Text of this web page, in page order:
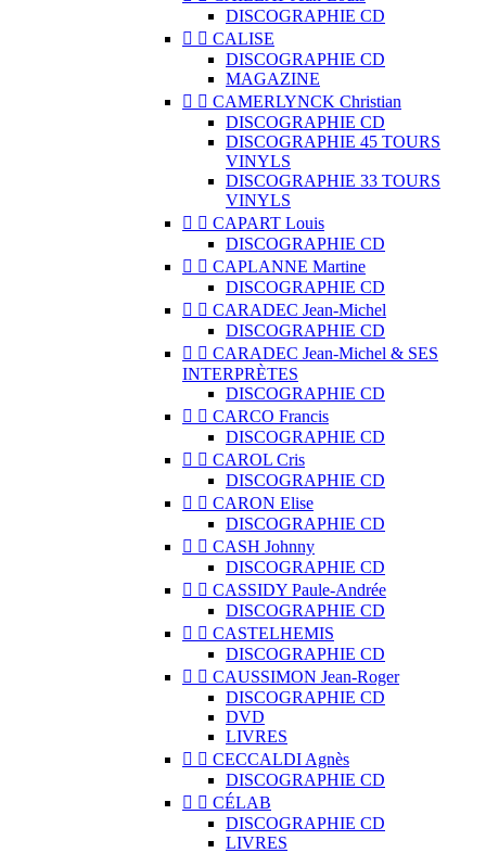
DISCOGRAPHIE CD
  CALISE
DISCOGRAPHIE CD
MAGAZINE
  CAMERLYNCK Christian
DISCOGRAPHIE CD
DISCOGRAPHIE 45 TOURS
VINYLS
DISCOGRAPHIE 33 TOURS
VINYLS
  CAPART Louis
DISCOGRAPHIE CD
  CAPLANNE Martine
DISCOGRAPHIE CD
  CARADEC Jean-Michel
DISCOGRAPHIE CD
  CARADEC Jean-Michel & SES
INTERPRÈTES
DISCOGRAPHIE CD
  CARCO Francis
DISCOGRAPHIE CD
  CAROL Cris
DISCOGRAPHIE CD
  CARON Elise
DISCOGRAPHIE CD
  CASH Johnny
DISCOGRAPHIE CD
  CASSIDY Paule-Andrée
DISCOGRAPHIE CD
  CASTELHEMIS
DISCOGRAPHIE CD
  CAUSSIMON Jean-Roger
DISCOGRAPHIE CD
DVD
LIVRES
  CECCALDI Agnès
DISCOGRAPHIE CD
  CÉLAB
DISCOGRAPHIE CD
LIVRES